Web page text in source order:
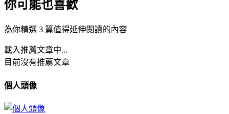
你可能也喜歡
為你精選 3 篇值得延伸閱讀的內容
載入推薦文章中...
目前沒有推薦文章
個人頭像